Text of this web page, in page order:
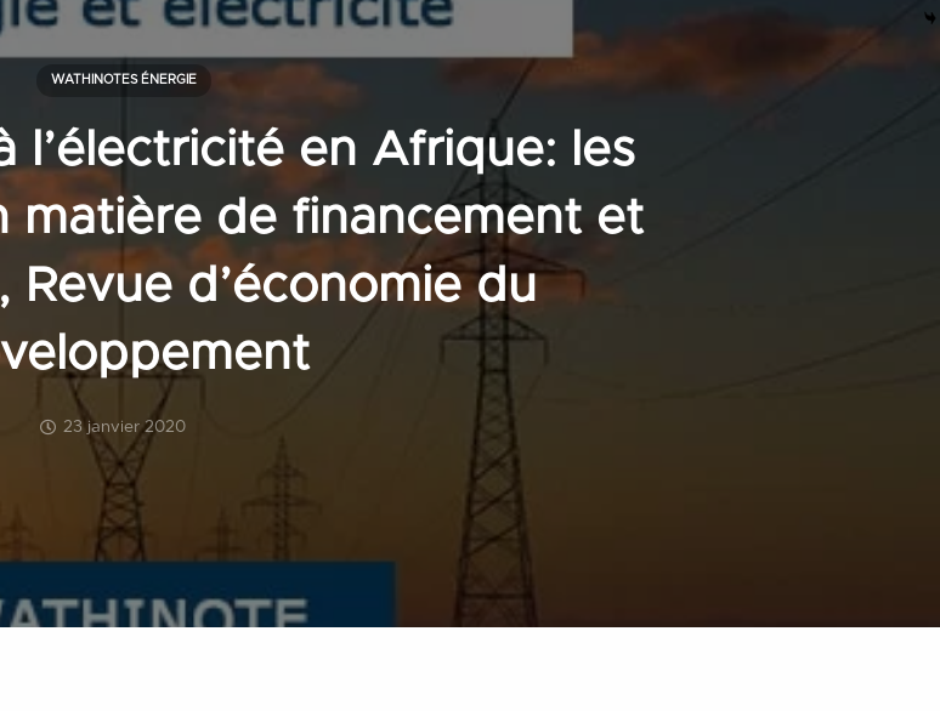
l’électricité en Afrique: les
matière de financement et
Revue d’économie du
23 janvier 2020
WATHINOTES ÉNERGIE